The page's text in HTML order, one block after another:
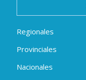
Regionales
Provinciales
Nacionales